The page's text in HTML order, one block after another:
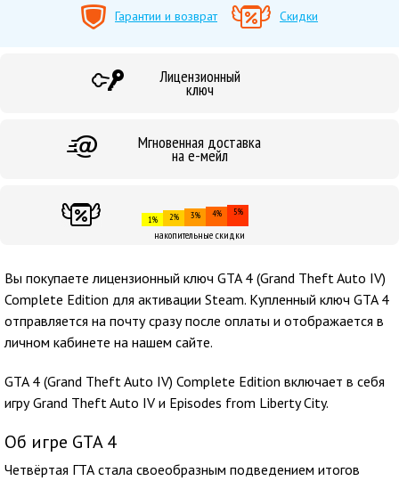
Гарантии и возврат Скидки
Лицензионный
ключ
Мгновенная доставка
на е-мейл
1% 2% 3% 4% 5%
накопительные скидки
Вы покупаете лицензионный ключ GTA 4 (Grand Theft Auto IV)
Complete Edition для активации Steam. Купленный ключ GTA 4
отправляется на почту сразу после оплаты и отображается в
личном кабинете на нашем сайте.
GTA 4 (Grand Theft Auto IV) Complete Edition включает в себя
игру Grand Theft Auto IV и Episodes from Liberty City.
Об игре GTA 4
Четвёртая ГТА стала своеобразным подведением итогов